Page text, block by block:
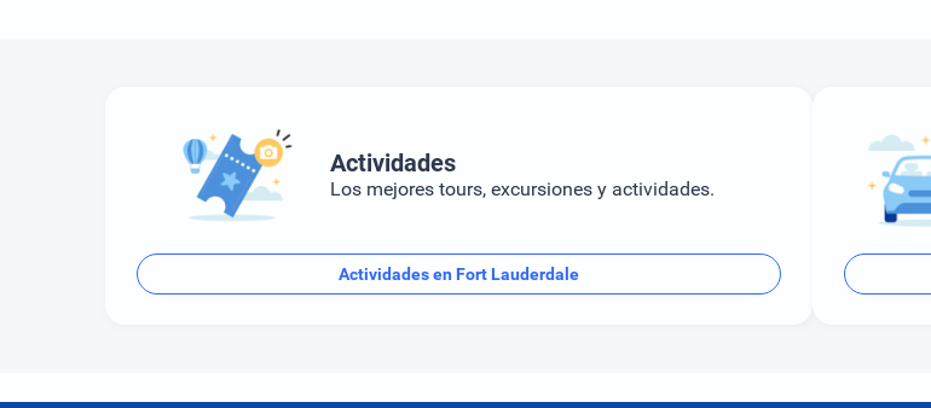
Actividades
Los mejores tours, excursiones y actividades.
Actividades en Fort Lauderdale